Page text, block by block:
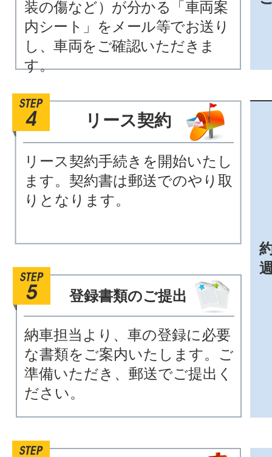
装の傷など）が分かる「車両案
内シート」をメール等でお送り
し、車両をご確認いただきま
す。
リース契約
リース契約手続きを開始いたし
ます。契約書は郵送でのやり取
りとなります。
登録書類のご提出
納車担当より、車の登録に必要
な書類をご案内いたします。ご
準備いただき、郵送でご提出く
ださい。